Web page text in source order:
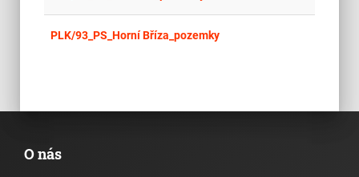
PLK/93_PS_Horní Bříza_pozemky
O nás